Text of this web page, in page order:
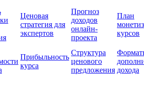
Ценовая
стратегия для
экспертов
Прогноз
доходов
онлайн-
проекта
План
курсов
Прибыльность
курса
Структура
ценового
предложения дохода